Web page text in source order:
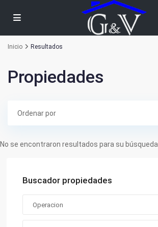
Inicio Resultados
Propiedades
No se encontraron resultados para su búsqueda.
Buscador propiedades